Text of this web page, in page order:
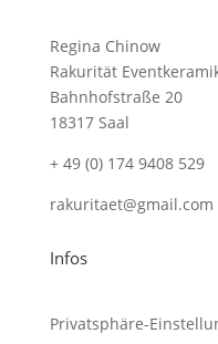
Regina Chinow
Rakurität
Bahnhofstraße 20
18317 Saal
+ 49 (0) 174 9408 529
rakuritaet@gmail.com
Infos
Privatsphäre-